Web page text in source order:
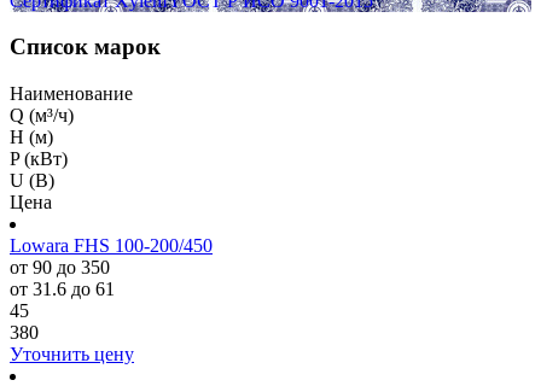
Список марок
Наименование
Q (м³/ч)
H (м)
P (кВт)
U (В)
Цена
Lowara FHS 100-200/450
от 90 до 350
от 31.6 до 61
45
380
Уточнить цену